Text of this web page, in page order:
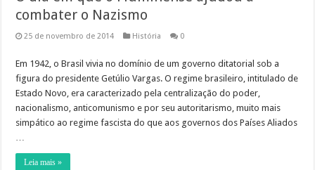
combater o Nazismo
25 de novembro de 2014 História 0
Em 1942, o Brasil vivia no domínio de um governo ditatorial sob a
figura do presidente Getúlio Vargas. O regime brasileiro, intitulado de
Estado Novo, era caracterizado pela centralização do poder,
nacionalismo, anticomunismo e por seu autoritarismo, muito mais
simpático ao regime fascista do que aos governos dos Países Aliados
…
Leia mais »